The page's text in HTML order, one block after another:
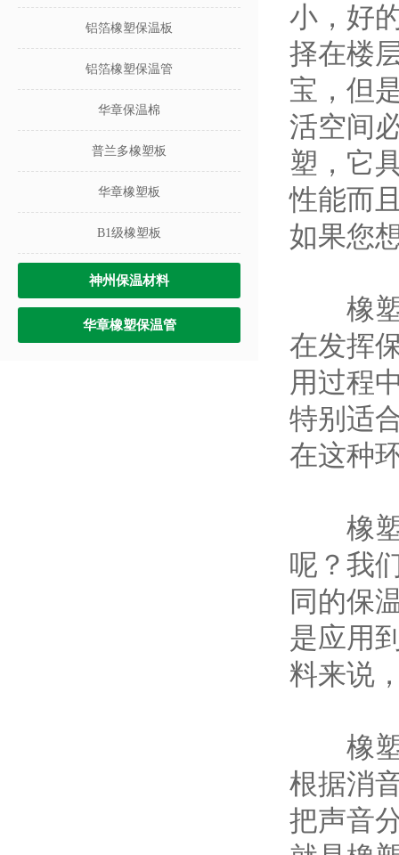
铝箔橡塑保温板
铝箔橡塑保温管
华章保温棉
普兰多橡塑板
华章橡塑板
B1级橡塑板
神州保温材料
华章橡塑保温管
小，好
择在楼
宝，但
活空间
塑，它
性能而
如果您
橡塑
在发挥
用过程
特别适
在这种
橡塑
呢？我
同的保
是应用
料来说
橡塑
根据消
把声音